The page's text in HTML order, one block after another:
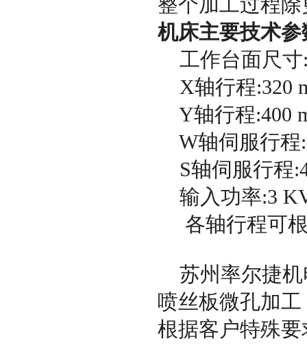
整个加工过程
机床主要技术参
工作台面尺寸
X轴行程:320
Y轴行程:400
W轴伺服行程
S轴伺服行程
输入功率:3
各轴行程可根
苏州率尔捷机
喷丝板微孔加
根据客户特殊